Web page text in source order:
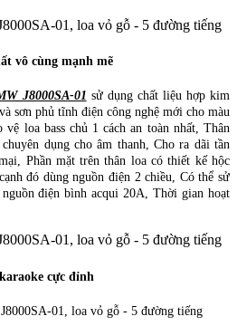
vô cùng mạnh mẽ
J8000SA-01 sử dụng chất liệu hợp kim
sơn phủ tĩnh điện công nghệ mới cho màu
loa bass chủ 1 cách an toàn nhất, Thân
dụng cho âm thanh, Cho ra dãi tần
Phần mặt trên thân loa có thiết kế hộc
đó dùng nguồn điện 2 chiều, Có thể sử
điện bình acqui 20A, Thời gian hoạt
cực đỉnh